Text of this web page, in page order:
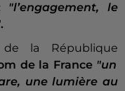
"l’engagement, le
.
la République
de la France"un
une lumière au